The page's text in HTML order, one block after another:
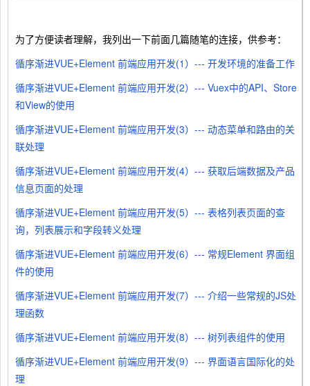
为了方便读者理解，我列出一下前面几篇随笔的连接，供参考：
循序渐进VUE+Element 前端应用开发(1）--- 开发环境的准备工作
循序渐进VUE+Element 前端应用开发(2）--- Vuex中的API、Store
和View的使用
循序渐进VUE+Element 前端应用开发(3）--- 动态菜单和路由的关
联处理
循序渐进VUE+Element 前端应用开发(4）--- 获取后端数据及产品
信息页面的处理
循序渐进VUE+Element 前端应用开发(5）--- 表格列表页面的查
询，列表展示和字段转义处理
循序渐进VUE+Element 前端应用开发(6）--- 常规Element 界面组
件的使用
循序渐进VUE+Element 前端应用开发(7）--- 介绍一些常规的JS处
理函数
循序渐进VUE+Element 前端应用开发(8）--- 树列表组件的使用
循序渐进VUE+Element 前端应用开发(9）--- 界面语言国际化的处
理